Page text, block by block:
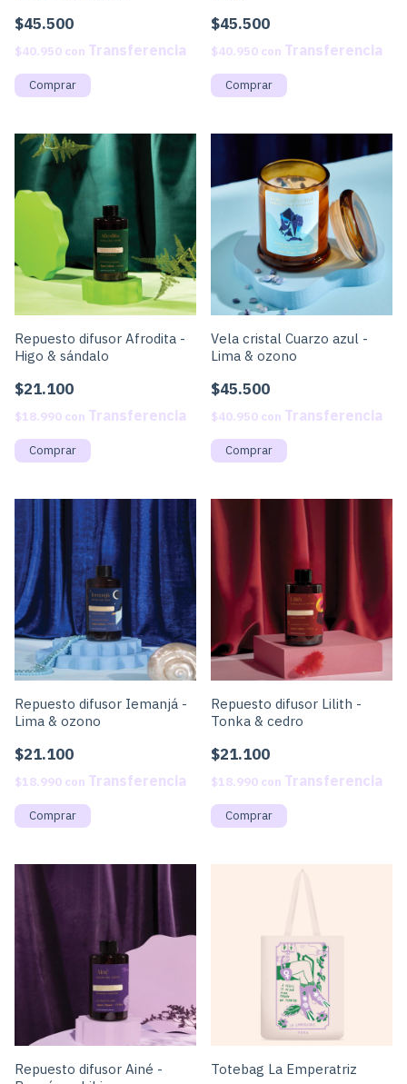
$45.500
$40.950 con
$45.500
$40.950 con
Repuesto difusor Afrodita -
Higo & sándalo
$21.100
$18.990 con
Vela cristal Cuarzo azul -
Lima & ozono
$45.500
$40.950 con
Repuesto difusor Iemanjá -
Lima & ozono
$21.100
$18.990 con
Repuesto difusor Lilith -
Tonka & cedro
$21.100
$18.990 con
Repuesto difusor Ainé -
Totebag La Emperatriz